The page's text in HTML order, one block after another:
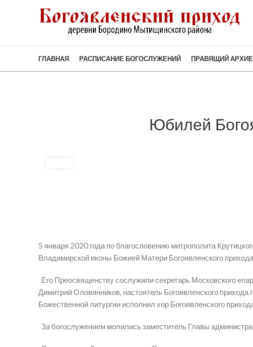
ГЛАВНАЯ РАСПИСАНИЕ БОГОСЛУЖЕНИЙ ПРАВЯЩИЙ
Юбилей
5 января 2020 года по благословению митрополита
Владимирской иконы Божией Матери Богоявленского
Его Преосвященству сослужили секретарь Московского
Димитрий Оловянников, настоятель Богоявленского
Божественной литургии исполнил хор Богоявленского
За богослужением молились заместитель Главы